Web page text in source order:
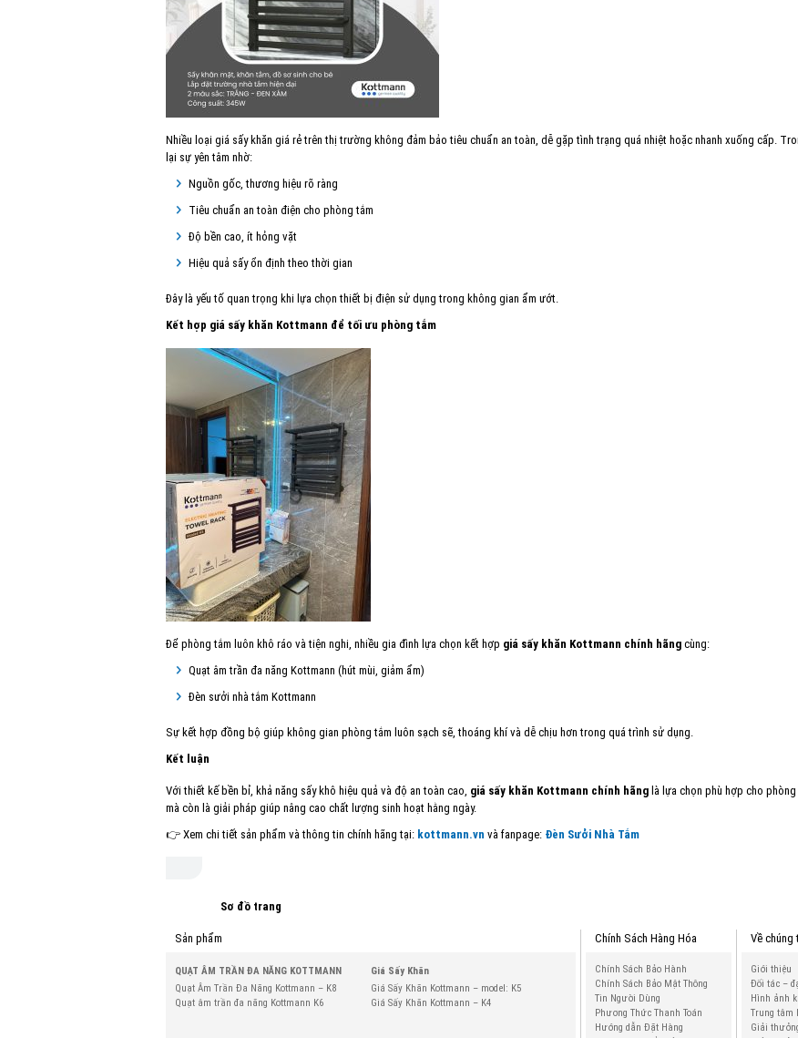
Nhiều loại giá sấy khăn giá rẻ trên thị trường không đảm bảo tiêu chuẩn an toàn, dễ gặp tình trạng quá nhiệt hoặc nhanh xuống cấp.
lại sự yên tâm nhờ:
Nguồn gốc, thương hiệu rõ ràng
Tiêu chuẩn an toàn điện cho phòng tắm
Độ bền cao, ít hỏng vặt
Hiệu quả sấy ổn định theo thời gian
Đây là yếu tố quan trọng khi lựa chọn thiết bị điện sử dụng trong không gian ẩm ướt.
Kết hợp giá sấy khăn Kottmann để tối ưu phòng tắm
Để phòng tắm luôn khô ráo và tiện nghi, nhiều gia đình lựa chọn kết hợp giá sấy khăn Kottmann chính hãng cùng:
Quạt âm trần đa năng Kottmann (hút mùi, giảm ẩm)
Đèn sưởi nhà tắm Kottmann
Sự kết hợp đồng bộ giúp không gian phòng tắm luôn sạch sẽ, thoáng khí và dễ chịu hơn trong quá trình sử dụng.
Kết luận
Với thiết kế bền bỉ, khả năng sấy khô hiệu quả và độ an toàn cao, giá sấy khăn Kottmann chính hãng là lựa chọn phù hợp cho
mà còn là giải pháp giúp nâng cao chất lượng sinh hoạt hằng ngày.
👉 Xem chi tiết sản phẩm và thông tin chính hãng tại: kottmann.vn và fanpage: Đèn Sưởi Nhà Tắm
Sơ đồ trang
Sản phẩm
QUẠT ÂM TRẦN ĐA NĂNG KOTTMANN
Quạt Âm Trần Đa Năng Kottmann – K8
Quạt âm trần đa năng Kottmann K6
Giá Sấy Khăn
Giá Sấy Khăn Kottmann – model: K5
Giá Sấy Khăn Kottmann – K4
Chính Sách Hàng Hóa
Chính Sách Bảo Hành
Chính Sách Bảo Mật Thông
Tin Người Dùng
Phương Thức Thanh Toán
Hướng dẫn Đặt Hàng
Về chúng
Giới thiệu
Đối tác –
Hình ảnh
Trung tâm
Giải